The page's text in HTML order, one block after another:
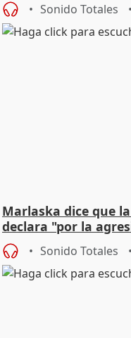
Sonido Totales
Marlaska dice que
declara "por la
Sonido Totales